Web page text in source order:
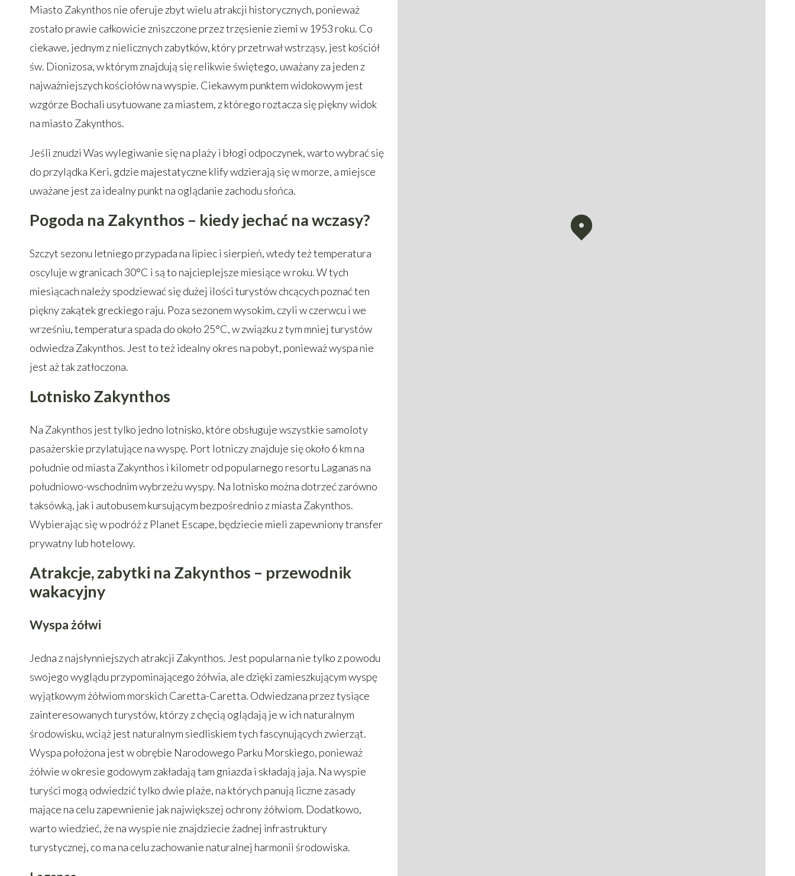
Miasto Zakynthos nie oferuje zbyt wielu atrakcji historycznych, ponieważ
zostało prawie całkowicie zniszczone przez trzęsienie ziemi w 1953 roku. Co
ciekawe, jednym z nielicznych zabytków, który przetrwał wstrząsy, jest kościół
św. Dionizosa, w którym znajdują się relikwie świętego, uważany za jeden z
najważniejszych kościołów na wyspie. Ciekawym punktem widokowym jest
wzgórze Bochali usytuowane za miastem, z którego roztacza się piękny widok
na miasto Zakynthos.
Jeśli znudzi Was wylegiwanie się na plaży i błogi odpoczynek, warto wybrać się
do przylądka Keri, gdzie majestatyczne klify wdzierają się w morze, a miejsce
uważane jest za idealny punkt na oglądanie zachodu słońca.
Pogoda na Zakynthos – kiedy jechać na wczasy?
Szczyt sezonu letniego przypada na lipiec i sierpień, wtedy też temperatura
oscyluje w granicach 30°C i są to najcieplejsze miesiące w roku. W tych
miesiącach należy spodziewać się dużej ilości turystów chcących poznać ten
piękny zakątek greckiego raju. Poza sezonem wysokim, czyli w czerwcu i we
wrześniu, temperatura spada do około 25°C, w związku z tym mniej turystów
odwiedza Zakynthos. Jest to też idealny okres na pobyt, ponieważ wyspa nie
jest aż tak zatłoczona.
Lotnisko Zakynthos
Na Zakynthos jest tylko jedno lotnisko, które obsługuje wszystkie samoloty
pasażerskie przylatujące na wyspę. Port lotniczy znajduje się około 6 km na
południe od miasta Zakynthos i kilometr od popularnego resortu Laganas na
południowo-wschodnim wybrzeżu wyspy. Na lotnisko można dotrzeć zarówno
taksówką, jak i autobusem kursującym bezpośrednio z miasta Zakynthos.
Wybierając się w podróż z Planet Escape, będziecie mieli zapewniony transfer
prywatny lub hotelowy.
Atrakcje, zabytki na Zakynthos – przewodnik
wakacyjny
Wyspa żółwi
Jedna z najsłynniejszych atrakcji Zakynthos. Jest popularna nie tylko z powodu
swojego wyglądu przypominającego żółwia, ale dzięki zamieszkującym wyspę
wyjątkowym żółwiom morskich Caretta-Caretta. Odwiedzana przez tysiące
zainteresowanych turystów, którzy z chęcią oglądają je w ich naturalnym
środowisku, wciąż jest naturalnym siedliskiem tych fascynujących zwierząt.
Wyspa położona jest w obrębie Narodowego Parku Morskiego, ponieważ
żółwie w okresie godowym zakładają tam gniazda i składają jaja. Na wyspie
turyści mogą odwiedzić tylko dwie plaże, na których panują liczne zasady
mające na celu zapewnienie jak największej ochrony żółwiom. Dodatkowo,
warto wiedzieć, że na wyspie nie znajdziecie żadnej infrastruktury
turystycznej, co ma na celu zachowanie naturalnej harmonii środowiska.